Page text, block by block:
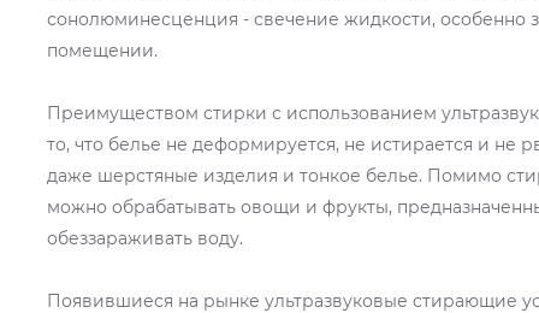
сонолюминесценция - свечение жидкости, особенно
помещении.
Преимуществом стирки с использованием
то, что белье не деформируется, не истирается и не
даже шерстяные изделия и тонкое белье. Помимо
можно обрабатывать овощи и фрукты,
обеззараживать воду.
Появившиеся на рынке ультразвуковые стирающие